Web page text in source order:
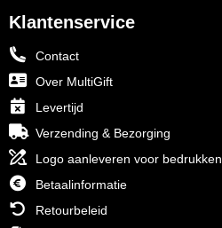
Klantenservice
Contact
Over MultiGift
Levertijd
Verzending & Bezorging
Logo aanleveren voor bedrukken
Betaalinformatie
Retourbeleid